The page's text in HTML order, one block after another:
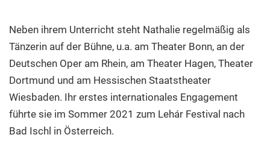
Neben ihrem Unterricht steht Nathalie regelmäßig als
Tänzerin auf der Bühne, u.a. am Theater Bonn, an der
Deutschen Oper am Rhein, am Theater Hagen, Theater
Dortmund und am Hessischen Staatstheater
Wiesbaden. Ihr erstes internationales Engagement
führte sie im Sommer 2021 zum Lehár Festival nach
Bad Ischl in Österreich.